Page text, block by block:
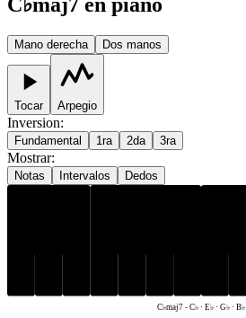
Mano derecha Dos manos
Tocar Arpegio
Inversion:
Fundamental 1ra 2da 3ra
Mostrar:
Notas Intervalos Dedos
C♭maj7-C♭ · E♭ · G♭ · B♭